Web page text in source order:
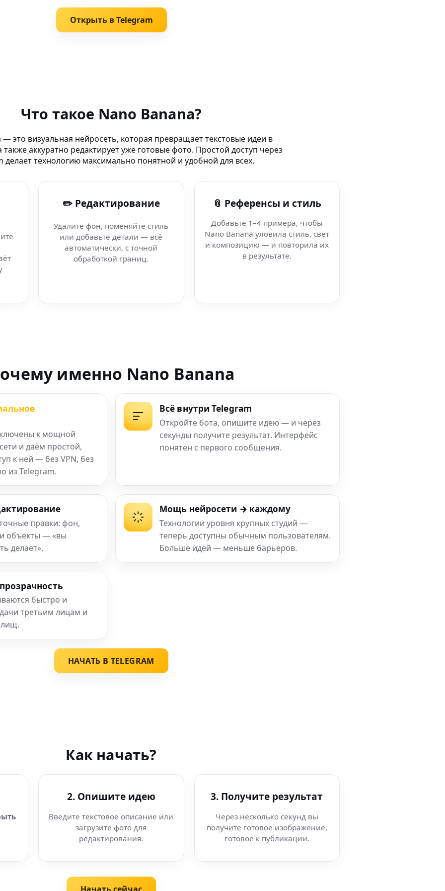
Открыть в Telegram
Nano
время
для карта
и AI
AI-результаты
регистрации
— генерация
Что такое Nano Banana?
— это визуальная нейросеть, которая превращает текстовые идеи в
аккуратно редактирует уже готовые фото. Простой доступ через
делает технологию максимально понятной и удобной для всех.
✏️ Редактирование
Удалите фон, поменяйте стиль
или добавьте детали — всё
автоматически, с точной
обработкой границ.
📎 Референсы и стиль
Добавьте 1–4 примера, чтобы
Nano Banana уловила стиль, свет
и композицию — и повторила их
в результате.
именно Nano Banana
к мощной
и даём простой,
к ней — без VPN, без
из Telegram.
Всё внутри Telegram
Откройте бота, опишите идею — и через
секунды получите результат. Интерфейс
понятен с первого сообщения.
правки: фон,
объекты — «вы
делает».
Мощь нейросети → каждому
Технологии уровня крупных студий —
теперь доступны обычным пользователям.
Больше идей — меньше барьеров.
быстро и
третьим лицам и
НАЧАТЬ В TELEGRAM
Как начать?
2. Опишите идею
Введите текстовое описание или
загрузите фото для
редактирования.
3. Получите результат
Через несколько секунд вы
получите готовое изображение,
готовое к публикации.